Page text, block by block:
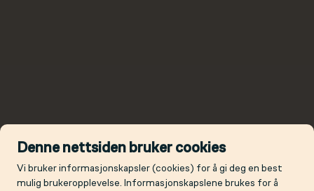
Denne nettsiden bruker cookies
Vi bruker informasjonskapsler (cookies) for å gi deg en best
mulig brukeropplevelse. Informasjonskapslene brukes for å